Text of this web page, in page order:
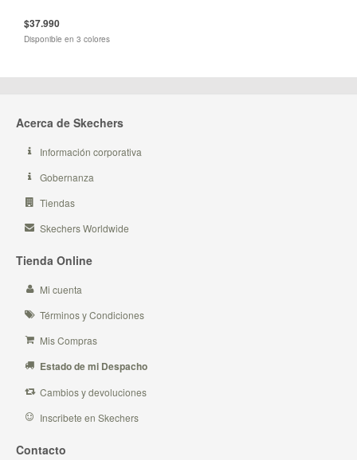
$37.990
Disponible en 3 colores
Acerca de Skechers
Información corporativa
Gobernanza
Tiendas
Skechers Worldwide
Tienda Online
Mi cuenta
Términos y Condiciones
Mis Compras
Estado de mi Despacho
Cambios y devoluciones
Inscribete en Skechers
Contacto